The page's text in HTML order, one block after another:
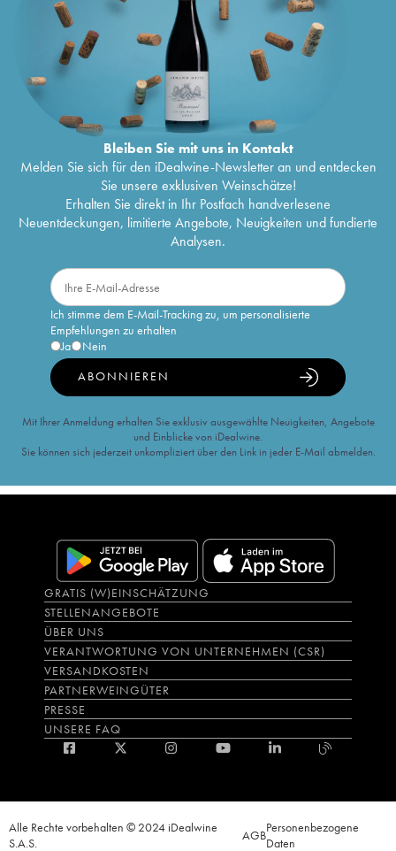
Bleiben Sie mit uns in Kontakt
Melden Sie sich für den iDealwine-Newsletter an und entdecken
Sie unsere exklusiven Weinschätze!
Erhalten Sie direkt in Ihr Postfach handverlesene
Neuentdeckungen, limitierte Angebote, Neuigkeiten und fundierte
Analysen.
Ich stimme dem E-Mail-Tracking zu, um personalisierte
Empfehlungen zu erhalten
Ja
Nein
ABONNIEREN
Mit Ihrer Anmeldung erhalten Sie exklusiv ausgewählte Neuigkeiten, Angebote
und Einblicke von iDealwine.
Sie können sich jederzeit unkompliziert über den Link in jeder E-Mail abmelden.
GRATIS (W)EINSCHÄTZUNG
STELLENANGEBOTE
ÜBER UNS
VERANTWORTUNG VON UNTERNEHMEN (CSR)
VERSANDKOSTEN
PARTNERWEINGÜTER
PRESSE
UNSERE FAQ
Alle Rechte vorbehalten © 2024 iDealwine
S.A.S.
AGBPersonenbezogene
Daten